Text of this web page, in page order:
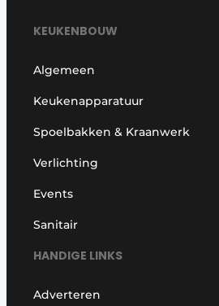
KEUKENBOUW
Algemeen
Keukenapparatuur
Spoelbakken & Kraanwerk
Verlichting
Events
Sanitair
HANDIGE LINKS
Adverteren